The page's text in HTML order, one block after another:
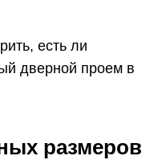
есть ли
дверной проем в
размеров